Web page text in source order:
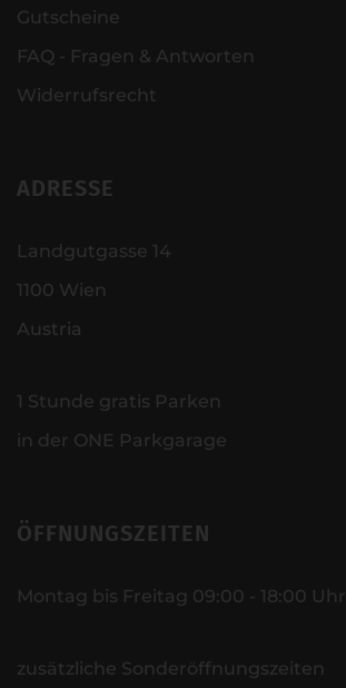
Gutscheine
FAQ - Fragen & Antworten
Widerrufsrecht
ADRESSE
Landgutgasse 14
1100 Wien
Austria
1 Stunde gratis Parken
in der ONE Parkgarage
ÖFFNUNGSZEITEN
Montag bis Freitag 09:00 - 18:00 Uhr
zusätzliche Sonderöffnungszeiten